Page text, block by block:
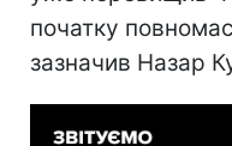
початку
зазначив Назар